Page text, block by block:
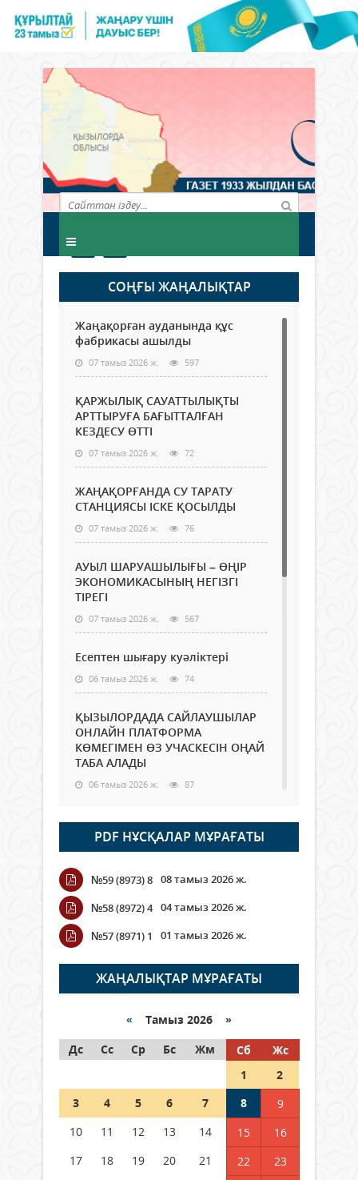
СОҢҒЫ ЖАҢАЛЫҚТАР
Жаңақорған ауданында құс
фабрикасы ашылды
07 тамыз 2026 ж. 597
ҚАРЖЫЛЫҚ САУАТТЫЛЫҚТЫ
АРТТЫРУҒА БАҒЫТТАЛҒАН
КЕЗДЕСУ ӨТТІ
07 тамыз 2026 ж. 72
ЖАҢАҚОРҒАНДА СУ ТАРАТУ
СТАНЦИЯСЫ ІСКЕ ҚОСЫЛДЫ
07 тамыз 2026 ж. 76
АУЫЛ ШАРУАШЫЛЫҒЫ – ӨҢІР
ЭКОНОМИКАСЫНЫҢ НЕГІЗГІ
ТІРЕГІ
07 тамыз 2026 ж. 567
Есептен шығару куәліктері
06 тамыз 2026 ж. 74
ҚЫЗЫЛОРДАДА САЙЛАУШЫЛАР
ОНЛАЙН ПЛАТФОРМА
КӨМЕГІМЕН ӨЗ УЧАСКЕСІН ОҢАЙ
ТАБА АЛАДЫ
06 тамыз 2026 ж. 87
Open Air: Қызылорда облысы
полиция департаменті 20
мыңнан астам көрерменнің
қауіпсіздігін қамтамасыз етті
06 тамыз 2026 ж.
Wi-Fi ҚАБЫРҒА АРҚЫЛЫ ҚАЛАЙ
ӨТЕДІ?
06 тамыз 2026 ж. 265
граждане Казахстана,
05 тамыз 2026 ж. 146
Шетелде жүрген Қазақстан
азаматтары қалай дауыс бере
PDF НҰСҚАЛАР МҰРАҒАТЫ
№59 (8973) 8 08 тамыз 2026 ж.
№58 (8972) 4 04 тамыз 2026 ж.
№57 (8971) 1
01 тамыз 2026 ж.
ЖАҢАЛЫҚТАР МҰРАҒАТЫ
« Тамыз 2026 »
Дс
Сс Ср Бс Жм Сб
Жс
1
2
3
4 5 6 7 8
9
10
11 12 13 14 15
16
17
18 19 20 21 22
23